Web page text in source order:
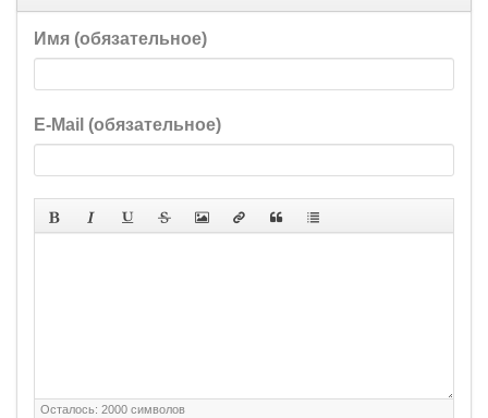
Имя (обязательное)
E-Mail (обязательное)
Осталось: 2000 символов